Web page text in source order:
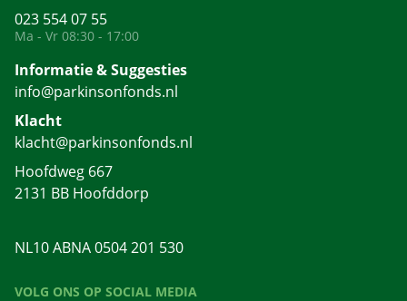
023 554 07 55
Ma - Vr 08:30 - 17:00
Informatie & Suggesties
info@parkinsonfonds.nl
Klacht
klacht@parkinsonfonds.nl
Hoofdweg 667
2131 BB Hoofddorp
NL10 ABNA 0504 201 530
VOLG ONS OP SOCIAL MEDIA